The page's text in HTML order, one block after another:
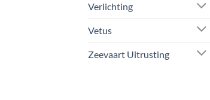
Verlichting
Vetus
Zeevaart Uitrusting